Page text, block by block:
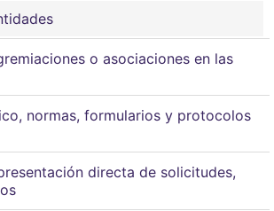
o asociaciones en las
normas, formularios y protocolos
directa de solicitudes,